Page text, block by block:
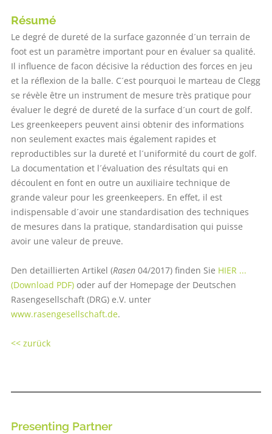
Résumé
Le degré de dureté de la surface gazonnée d´un terrain de
foot est un paramètre important pour en évaluer sa qualité.
Il influence de facon décisive la réduction des forces en jeu
et la réflexion de la balle. C´est pourquoi le marteau de Clegg
se révèle être un instrument de mesure très pratique pour
évaluer le degré de dureté de la surface d´un court de golf.
Les greenkeepers peuvent ainsi obtenir des informations
non seulement exactes mais également rapides et
reproductibles sur la dureté et l´uniformité du court de golf.
La documentation et l´évaluation des résultats qui en
découlent en font en outre un auxiliaire technique de
grande valeur pour les greenkeepers. En effet, il est
indispensable d´avoir une standardisation des techniques
de mesures dans la pratique, standardisation qui puisse
avoir une valeur de preuve.
Den detaillierten Artikel (Rasen04/2017) finden Sie HIER ...
(Download PDF)oder auf der Homepage der Deutschen
Rasengesellschaft (DRG) e.V. unter
www.rasengesellschaft.de.
<< zurück
Presenting Partner